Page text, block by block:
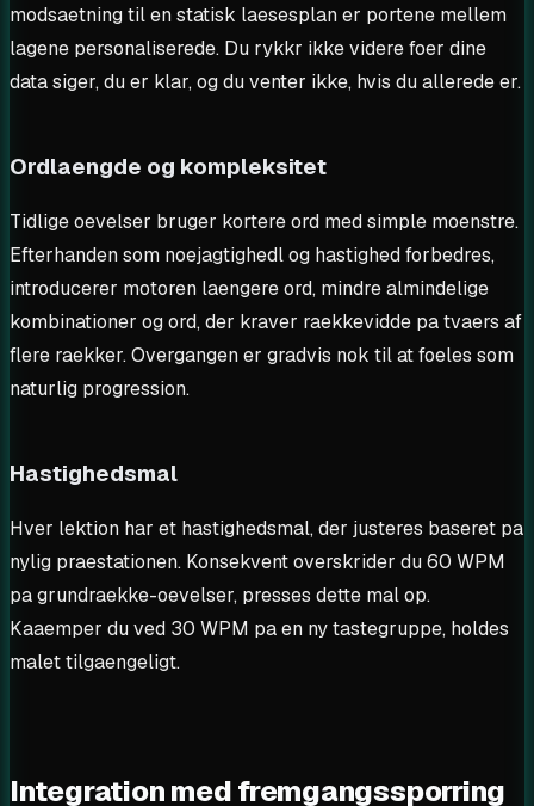
modsaetning til en statisk laesesplan er portene mellem
lagene personaliserede. Du rykkr ikke videre foer dine
data siger, du er klar, og du venter ikke, hvis du allerede er.
Ordlaengde og kompleksitet
Tidlige oevelser bruger kortere ord med simple moenstre.
Efterhanden som noejagtighedl og hastighed forbedres,
introducerer motoren laengere ord, mindre almindelige
kombinationer og ord, der kraver raekkevidde pa tvaers af
flere raekker. Overgangen er gradvis nok til at foeles som
naturlig progression.
Hastighedsmal
Hver lektion har et hastighedsmal, der justeres baseret pa
nylig praestationen. Konsekvent overskrider du 60 WPM
pa grundraekke-oevelser, presses dette mal op.
Kaaemper du ved 30 WPM pa en ny tastegruppe, holdes
malet tilgaengeligt.
Integration med fremgangssporring